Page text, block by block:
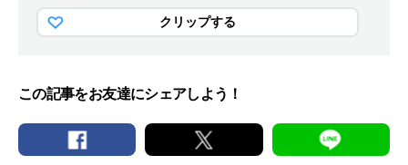
クリップする
この記事をお友達にシェアしよう！